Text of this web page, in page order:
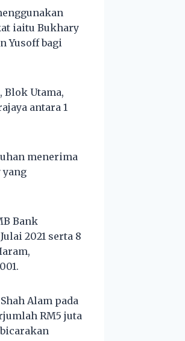
iaitu Bukhary
Yusoff bagi
Blok Utama,
antara 1
menerima
yang
Bank
2021 serta 8
Alam pada
RM5 juta